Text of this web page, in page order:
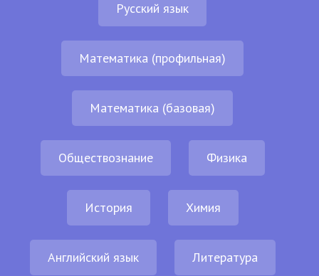
Русский язык
Математика (профильная)
Математика (базовая)
Обществознание Физика
История Химия
Английский язык Литература